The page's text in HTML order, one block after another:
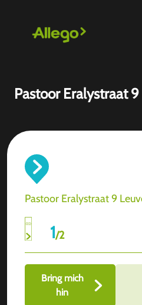
Pastoor Eralystraat
Pastoor Eralystraat 9
1/2
Bring mich
hin